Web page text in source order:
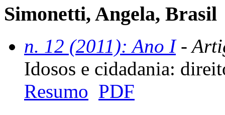
Simonetti, Angela, Brasil
n. 12 (2011): Ano I-
Idosos e cidadania:
Resumo PDF